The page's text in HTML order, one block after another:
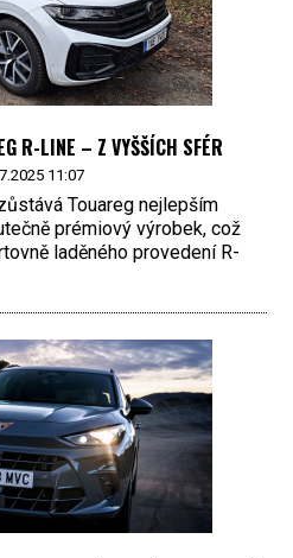
R-LINE – Z VYŠŠÍCH SFÉR
11:07
Touareg nejlepším
prémiový výrobek, což
laděného provedení R-